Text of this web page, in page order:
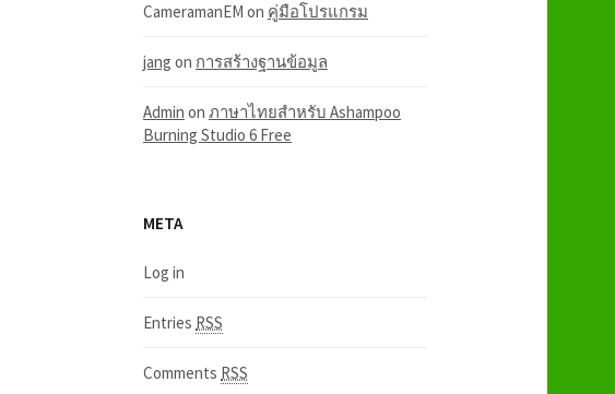
CameramanEM on คู่มือโปรแกรม
jang on การสร้างฐานข้อมูล
Admin on ภาษาไทยสำหรับ Ashampoo
Burning Studio 6 Free
META
Log in
Entries RSS
Comments RSS